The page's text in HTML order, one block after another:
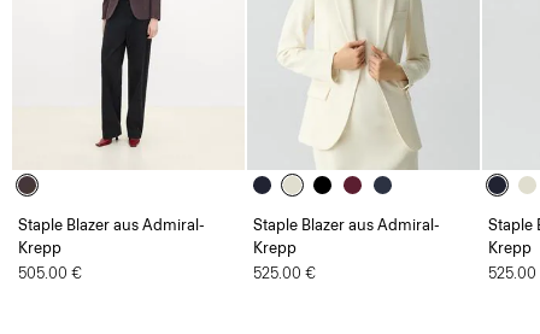
Staple Blazer aus Admiral-
Krepp
505.00 €
Staple Blazer aus Admiral-
Krepp
525.00 €
Staple
Krepp